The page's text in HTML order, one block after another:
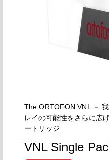
The ORTOFON VNL －
レイの可能性をさらに広
ートリッジ
VNL Single